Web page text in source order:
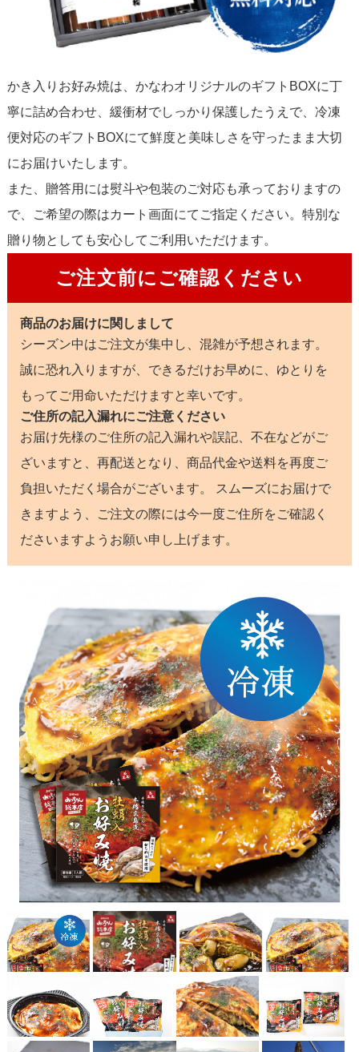
かき入りお好み焼は、かなわオリジナルのギフトBOXに丁
寧に詰め合わせ、緩衝材でしっかり保護したうえで、冷凍
便対応のギフトBOXにて鮮度と美味しさを守ったまま大切
にお届けいたします。
また、贈答用には熨斗や包装のご対応も承っておりますの
で、ご希望の際はカート画面にてご指定ください。特別な
贈り物としても安心してご利用いただけます。
ご注文前にご確認ください
商品のお届けに関しまして
シーズン中はご注文が集中し、混雑が予想されます。
誠に恐れ入りますが、できるだけお早めに、ゆとりを
もってご用命いただけますと幸いです。
ご住所の記入漏れにご注意ください
お届け先様のご住所の記入漏れや誤記、不在などがご
ざいますと、再配送となり、商品代金や送料を再度ご
負担いただく場合がございます。 スムーズにお届けで
きますよう、ご注文の際には今一度ご住所をご確認く
ださいますようお願い申し上げます。